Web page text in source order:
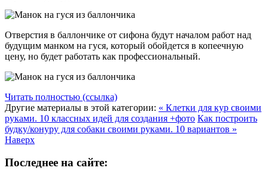
Отверстия в баллончике от сифона будут началом работ над
будущим манком на гуся, который обойдется в копеечную
цену, но будет работать как профессиональный.
Читать полностью (ссылка)
Другие материалы в этой категории: « Клетки для кур своими
руками. 10 классных идей для создания +фото Как построить
будку/конуру для собаки своими руками. 10 вариантов »
Наверх
Последнее на сайте: